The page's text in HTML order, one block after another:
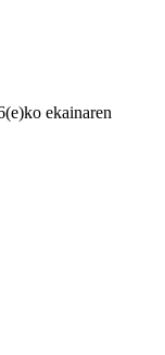
ekainaren